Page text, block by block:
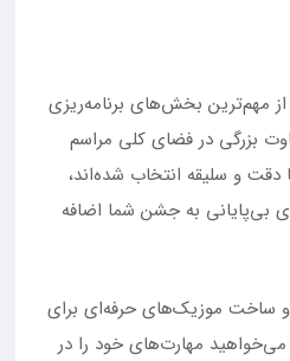
مهم‌ترین بخش‌های برنامه‌ریزی
بزرگی در فضای کلی مراسم
دقت و سلیقه انتخاب شده‌اند،
بی‌پایانی به جشن شما اضافه
و ساخت موزیک‌های حرفه‌ای برای
مهارت‌های خود را در